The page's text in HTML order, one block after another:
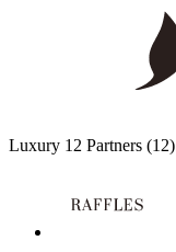
Luxury 12 Partners (12)